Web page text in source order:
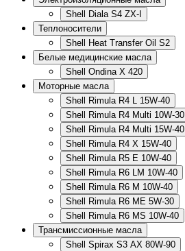
Shell Diala S4 ZX-I
Теплоносители
Shell Heat Transfer Oil S2
Белые медицинские масла
Shell Ondina X 420
Моторные масла
Shell Rimula R4 L 15W-40
Shell Rimula R4 Multi 10W-30
Shell Rimula R4 Multi 15W-40
Shell Rimula R4 X 15W-40
Shell Rimula R5 E 10W-40
Shell Rimula R6 LM 10W-40
Shell Rimula R6 M 10W-40
Shell Rimula R6 ME 5W-30
Shell Rimula R6 MS 10W-40
Трансмиссионные масла
Shell Spirax S3 AX 80W-90